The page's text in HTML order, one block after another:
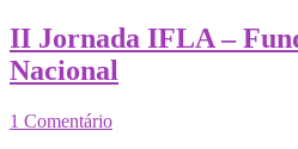
II Jornada IFLA –
Nacional
1 Comentário